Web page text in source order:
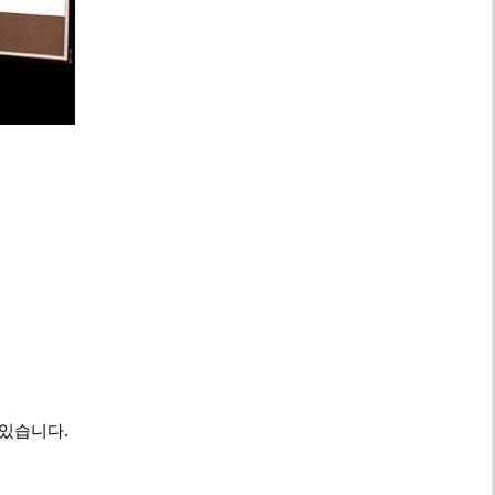
습니다.